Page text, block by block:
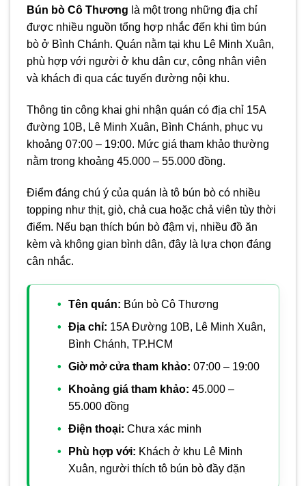
Bún bò Cô Thương là một trong những địa chỉ
được nhiều nguồn tổng hợp nhắc đến khi tìm bún
bò ở Bình Chánh. Quán nằm tại khu Lê Minh Xuân,
phù hợp với người ở khu dân cư, công nhân viên
và khách đi qua các tuyến đường nội khu.
Thông tin công khai ghi nhận quán có địa chỉ 15A
đường 10B, Lê Minh Xuân, Bình Chánh, phục vụ
khoảng 07:00 – 19:00. Mức giá tham khảo thường
nằm trong khoảng 45.000 – 55.000 đồng.
Điểm đáng chú ý của quán là tô bún bò có nhiều
topping như thịt, giò, chả cua hoặc chả viên tùy thời
điểm. Nếu bạn thích bún bò đậm vị, nhiều đồ ăn
kèm và không gian bình dân, đây là lựa chọn đáng
cân nhắc.
Tên quán: Bún bò Cô Thương
Địa chỉ: 15A Đường 10B, Lê Minh Xuân,
Bình Chánh, TP.HCM
Giờ mở cửa tham khảo: 07:00 – 19:00
Khoảng giá tham khảo: 45.000 –
55.000 đồng
Điện thoại: Chưa xác minh
Phù hợp với: Khách ở khu Lê Minh
Xuân, người thích tô bún bò đầy đặn